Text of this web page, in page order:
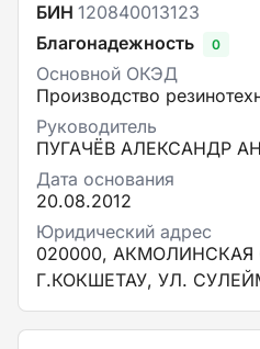
БИН 120840013123
Благонадежность
0
Основной ОКЭД
Производство
Руководитель
ПУГАЧЁВ АЛЕКСАНДР
Дата основания
20.08.2012
Юридический адрес
020000, АКМОЛИНСКАЯ
Г.КОКШЕТАУ, УЛ.